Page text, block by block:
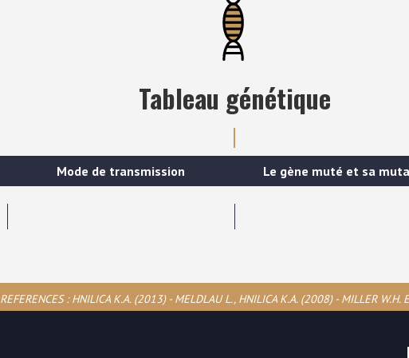
Tableau génétique
Mode de transmission Le gène muté et sa
REFERENCES : HNILICA K.A. (2013) - MELDLAU L., HNILICA K.A. (2008) - MILLER W.H.